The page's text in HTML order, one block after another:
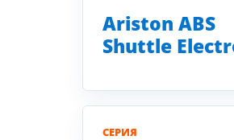
Ariston ABS
Shuttle
СЕРИЯ